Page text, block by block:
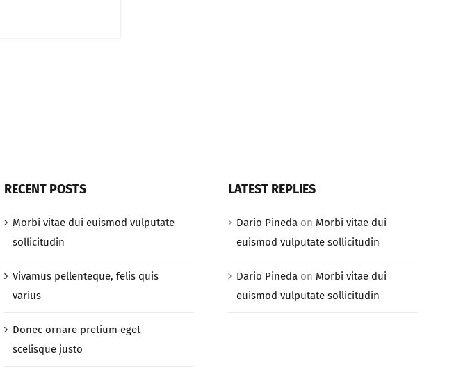
RECENT POSTS
Morbi vitae dui euismod vulputate
sollicitudin
Vivamus pellenteque, felis quis
varius
Donec ornare pretium eget
scelisque justo
LATEST REPLIES
Dario Pineda on Morbi vitae dui
euismod vulputate sollicitudin
Dario Pineda on Morbi vitae dui
euismod vulputate sollicitudin